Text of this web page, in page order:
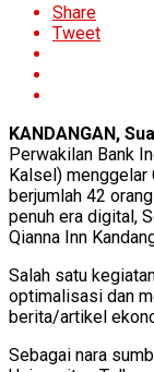
Share
Tweet
KANDANGAN,
Perwakilan Bank
Kalsel) menggelar
berjumlah 42
penuh era digital,
Qianna Inn
Salah satu
optimalisasi dan
berita/artikel
Sebagai nara